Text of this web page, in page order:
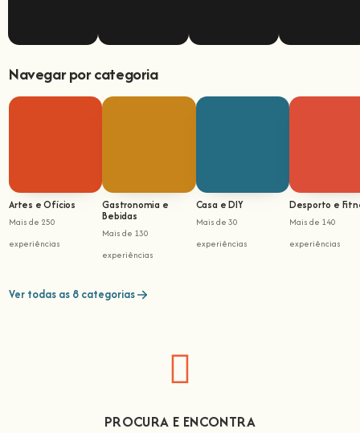
Navegar por categoria
Artes e Ofícios
Mais de 250
experiências
Gastronomia e
Bebidas
Mais de 130
experiências
Casa e DIY
Mais de 30
experiências
Desporto e
Mais de 140
experiências
Ver todas as 8 categorias
PROCURA E ENCONTRA